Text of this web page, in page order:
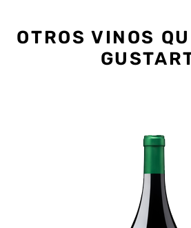
OTROS VINOS